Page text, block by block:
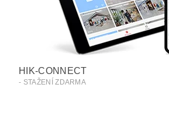
HIK-CONNECT
- STAŽENÍ ZDARMA